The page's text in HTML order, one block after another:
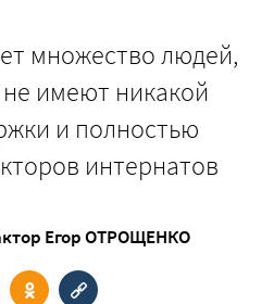
множество людей,
имеют никакой
и полностью
интернатов
Егор ОТРОЩЕНКО